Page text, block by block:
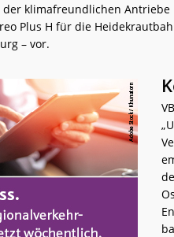
klimafreundlichen Antriebe
Plus H für die
– vor.